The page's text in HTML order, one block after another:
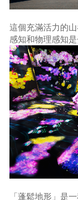
這個充滿活力的
感知和物理感知
「蓬鬆地形」是